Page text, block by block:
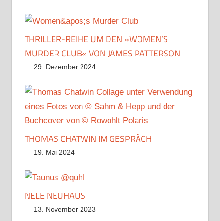
THRILLER-REIHE UM DEN »WOMEN’S
MURDER CLUB« VON JAMES PATTERSON
29. Dezember 2024
THOMAS CHATWIN IM GESPRÄCH
19. Mai 2024
NELE NEUHAUS
13. November 2023